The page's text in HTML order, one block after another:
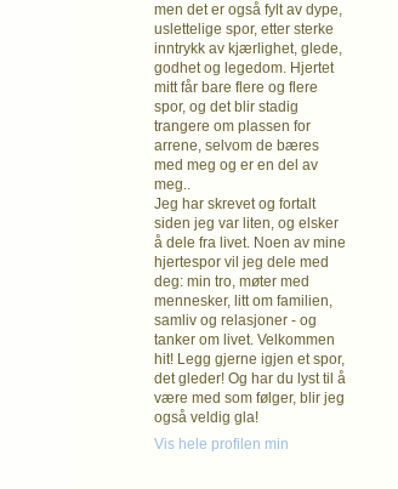
men det er også fylt av dype,
uslettelige spor, etter sterke
inntrykk av kjærlighet, glede,
godhet og legedom. Hjertet
mitt får bare flere og flere
spor, og det blir stadig
trangere om plassen for
arrene, selvom de bæres
med meg og er en del av
meg..
Jeg har skrevet og fortalt
siden jeg var liten, og elsker
å dele fra livet. Noen av mine
hjertespor vil jeg dele med
deg: min tro, møter med
mennesker, litt om familien,
samliv og relasjoner - og
tanker om livet. Velkommen
hit! Legg gjerne igjen et spor,
det gleder! Og har du lyst til å
være med som følger, blir jeg
også veldig gla!
Vis hele profilen min